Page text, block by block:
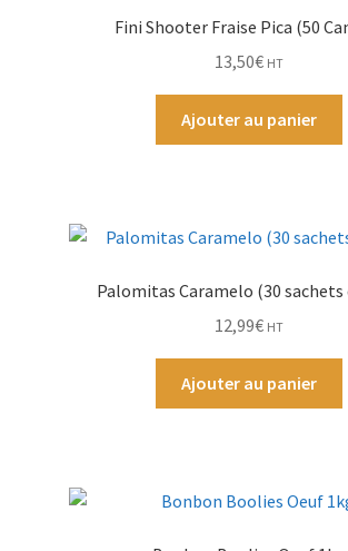
Fini Shooter Fraise Pica (50
13,50€ HT
Ajouter au panier
Palomitas Caramelo (30 sachets
12,99€ HT
Ajouter au panier